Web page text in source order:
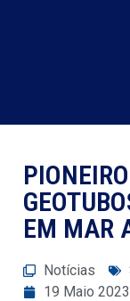
EM MAR
Notícias
19 Maio 2023